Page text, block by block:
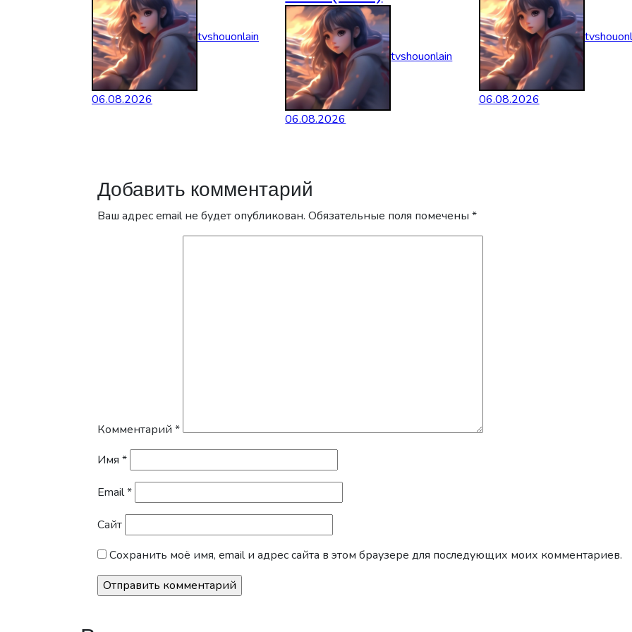
tvshouonlain
06.08.2026
tvshouonlain
06.08.2026
06.08.2026
Добавить комментарий
Ваш адрес email не будет опубликован. Обязательные поля помечены *
Комментарий *
Имя *
Email*
Сайт
Сохранить моё имя, email и адрес сайта в этом браузере для последующих моих комментариев.